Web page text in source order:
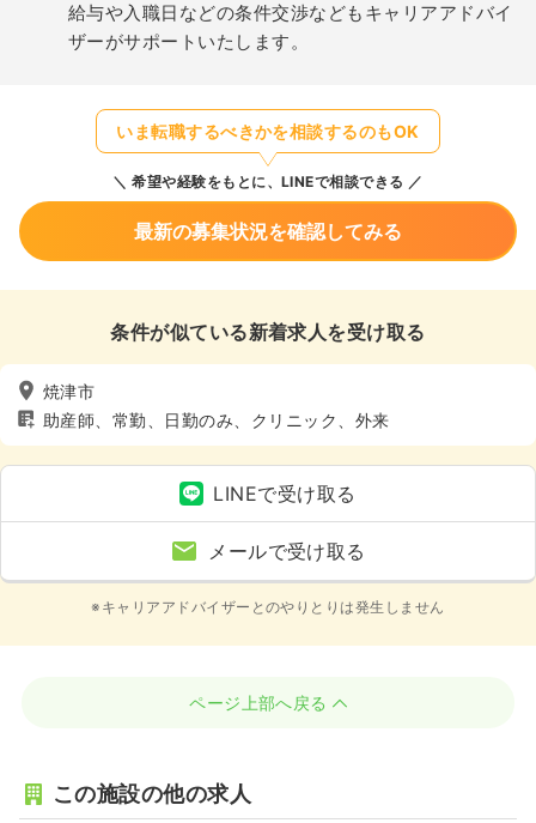
給与や入職日などの条件交渉などもキャリアアドバイ
ザーがサポートいたします。
いま転職するべきかを相談するのもOK
希望や経験をもとに、LINEで相談できる
最新の募集状況を確認してみる
条件が似ている新着求人を受け取る
焼津市
助産師、常勤、日勤のみ、クリニック、外来
LINEで受け取る
メールで受け取る
※キャリアアドバイザーとのやりとりは発生しません
ページ上部へ戻る
この施設の他の求人